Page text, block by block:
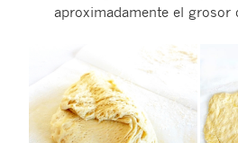
aproximadamente el grosor